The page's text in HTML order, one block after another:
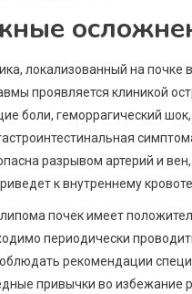
локализованный на почке в
проявляется клиникой
боли, геморрагический
разрывом артерий и вен,
к внутреннему
липома почек имеет
периодически
рекомендации
привычки во избежание